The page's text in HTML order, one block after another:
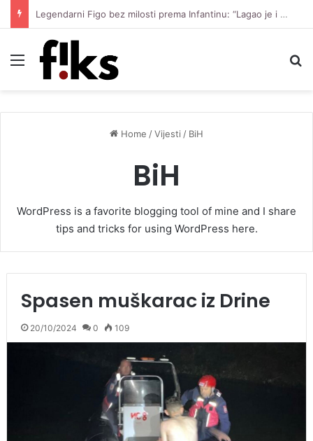
Legendarni Figo bez milosti prema Infantinu: “Lagao je i ukaljao funkciju, sada mora otići”
Menu
05/04/2026
Home /Vijesti / BiH
BiH
WordPress is a favorite blogging tool of mine and I share
tips and tricks for using WordPress here.
Spasen muškarac iz Drine
20/10/2024 0 109